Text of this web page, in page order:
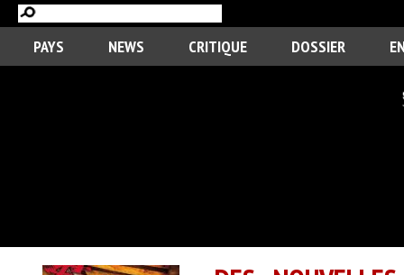
PAYS NEWS CRITIQUE DOSSIER